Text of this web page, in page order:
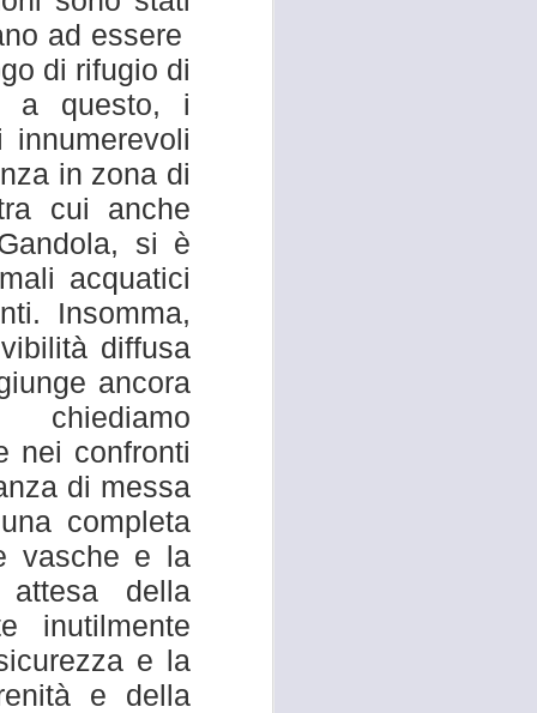
ad essere
di rifugio di
a questo, i
in zona di
cui anche
si è
acquatici
Insomma,
diffusa
ancora
chiediamo
nei confronti
di messa
completa
vasche e la
della
inutilmente
e la
e della
e della necessità di ripristinare la
quiete pubblica in più̀ zone di
Campi Bisenzio tra il capoluogo,
San Martino, San Lorenzo e San
Donnino”.